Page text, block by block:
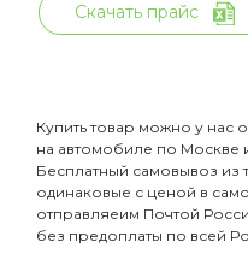
Скачать прайс
Купить товар можно у нас
на автомобиле по Москве
Бесплатный самовывоз из
одинаковые с ценой в
отправляеим Почтой
без предоплаты по всей